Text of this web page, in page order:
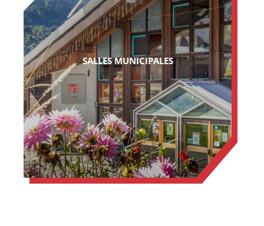
SALLES MUNICIPALES